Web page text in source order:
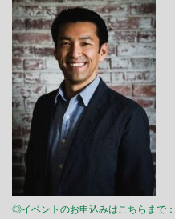
◎イベントのお申込みはこちらまで：